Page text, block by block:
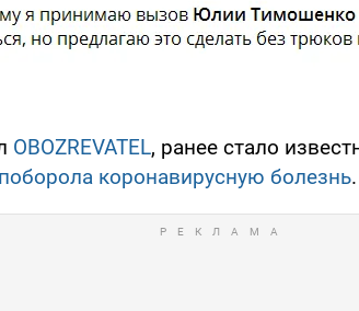
OBOZREVATEL, ранее стало
поборола коронавирусную болезнь.